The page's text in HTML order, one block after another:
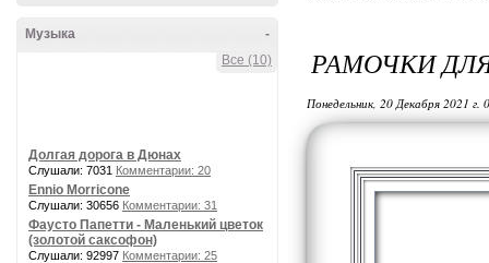
-
Музыка
Все (10)
Долгая дорога в Дюнах
Слушали: 7031 Комментарии: 20
Ennio Morricone
Слушали: 30656 Комментарии: 31
Фаусто Папетти - Маленький цветок
(золотой саксофон)
Слушали: 92997 Комментарии: 25
РАМОЧКИ
Понедельник, 20 Декабря 2021 г.